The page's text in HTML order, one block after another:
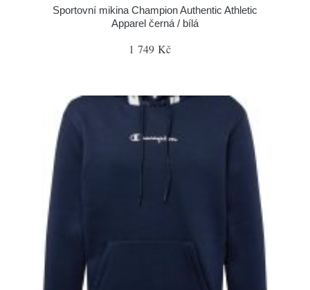
Sportovní mikina Champion Authentic Athletic
Apparel černá / bílá
1 749 Kč